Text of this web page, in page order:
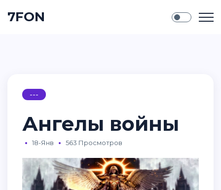
7FON
---
Ангелы войны
18-Янв 563 Просмотров